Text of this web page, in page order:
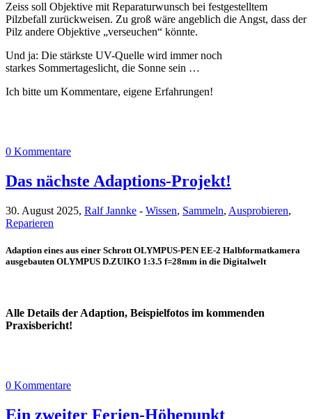
Zeiss soll Objektive mit Reparaturwunsch bei festgestelltem
Pilzbefall zurückweisen. Zu groß wäre angeblich die Angst, dass der
Pilz andere Objektive „verseuchen“ könnte.
Und ja: Die stärkste UV-Quelle wird immer noch
starkes Sommertageslicht, die Sonne sein …
Ich bitte um Kommentare, eigene Erfahrungen!
0 Kommentare
Das nächste Adaptions-Projekt!
30. August 2025, Ralf Jannke - Wissen, Sammeln, Ausprobieren,
Reparieren
Adaption eines aus einer Schrott OLYMPUS-PEN EE-2 Halbformatkamera
ausgebauten OLYMPUS D.ZUIKO 1:3.5 f=28mm in die Digitalwelt
Alle Details der Adaption, Beispielfotos im kommenden
Praxisbericht!
0 Kommentare
Ein zweiter Ferien-Höhepunkt